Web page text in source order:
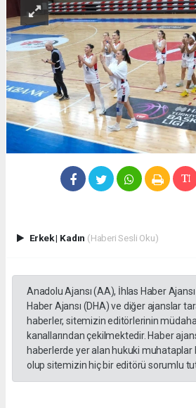
Erkek| Kadın (Haberi Sesli Oku)
Anadolu Ajansı (AA), İhlas Haber
Haber Ajansı (DHA) ve diğer ajanslar
haberler, sitemizin editörlerinin
kanallarından çekilmektedir. Haber
haberlerde yer alan hukuki muhataplar
olup sitemizin hiç bir editörü sorumlu